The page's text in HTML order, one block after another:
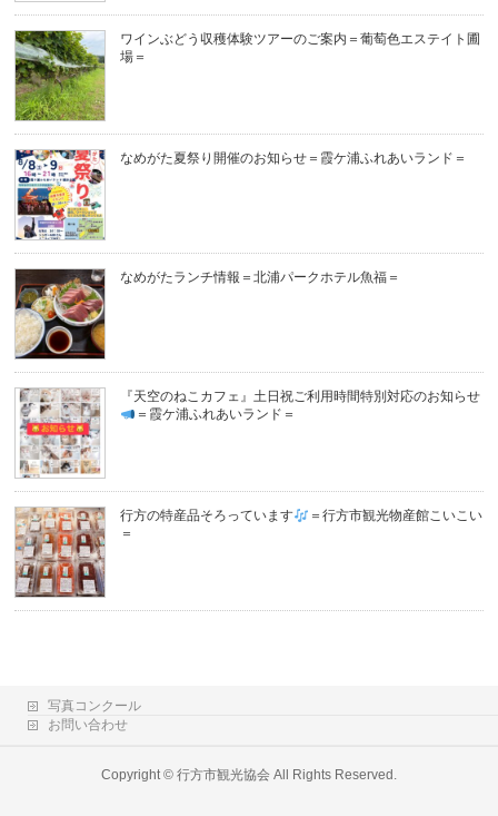
ワインぶどう収穫体験ツアーのご案内＝葡萄色エステイト圃
場＝
なめがた夏祭り開催のお知らせ＝霞ケ浦ふれあいランド＝
なめがたランチ情報＝北浦パークホテル魚福＝
『天空のねこカフェ』土日祝ご利用時間特別対応のお知らせ
＝霞ケ浦ふれあいランド＝
行方の特産品そろっています
＝行方市観光物産館こいこい
＝
写真コンクール
お問い合わせ
Copyright © 行方市観光協会All Rights Reserved.